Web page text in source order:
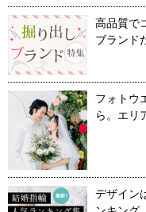
高品質で
ブランド
フォトウ
ら。エリ
デザイン